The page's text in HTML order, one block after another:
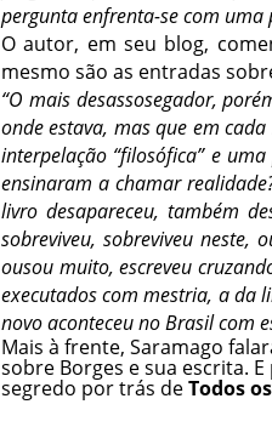
pergunta enfrenta-se com uma
O autor, em seu blog,
mesmo são as entradas
“O mais desassosegador,
onde estava, mas que em
interpelação “filosófica” e
ensinaram a chamar
livro desapareceu, também
sobreviveu, sobreviveu neste,
ousou muito, escreveu
executados com mestria, a da
novo aconteceu no Brasil com
Mais à frente, Saramago
sobre Borges e sua escrita.
segredo por trás deTodos